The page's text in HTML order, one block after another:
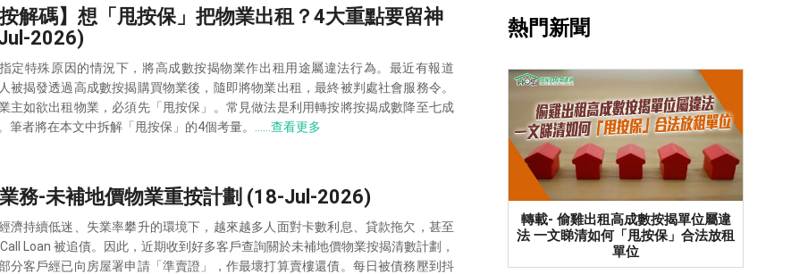
按解碼】想「甩按保」把物業出租？4大重點要留神
2026)
定特殊原因的情況下，將高成數按揭物業作出租用途屬違法行為。最近有報道
被揭發透過高成數按揭購買物業後，隨即將物業出租，最終被判處社會服務令。
主如欲出租物業，必須先「甩按保」。常見做法是利用轉按將按揭成數降至七成
筆者將在本文中拆解「甩按保」的4個考量。
……查看更多
務-未補地價物業重按計劃 (18-Jul-2026)
濟持續低迷、失業率攀升的環境下，越來越多人面對卡數利息、貸款拖欠，甚至
Loan 被追債。因此，近期收到好多客戶查詢關於未補地價物業按揭清數計劃，
分客戶經已向房屋署申請「準賣證」，作最壞打算賣樓還債。每日被債務壓到抖
熱門新聞
轉載- 偷雞出租高成數按揭單位屬違
法 一文睇清如何「甩按保」合法放租
單位